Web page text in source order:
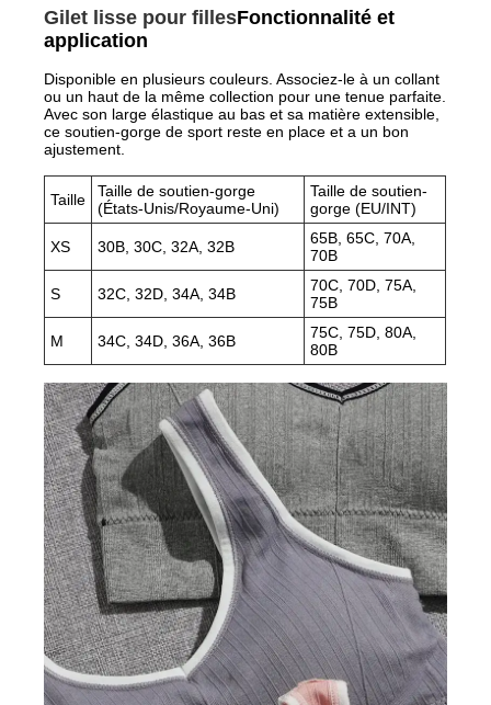
Gilet lisse pour fillesFonctionnalité et
application
Disponible en plusieurs couleurs. Associez-le à un collant
ou un haut de la même collection pour une tenue parfaite.
Avec son large élastique au bas et sa matière extensible,
ce soutien-gorge de sport reste en place et a un bon
ajustement.
Taille
Taille de soutien-gorge
(États-Unis/Royaume-Uni)
Taille de soutien-
gorge (EU/INT)
XS 30B, 30C, 32A, 32B
65B, 65C, 70A,
70B
S 32C, 32D, 34A, 34B
70C, 70D, 75A,
75B
M 34C, 34D, 36A, 36B
75C, 75D, 80A,
80B